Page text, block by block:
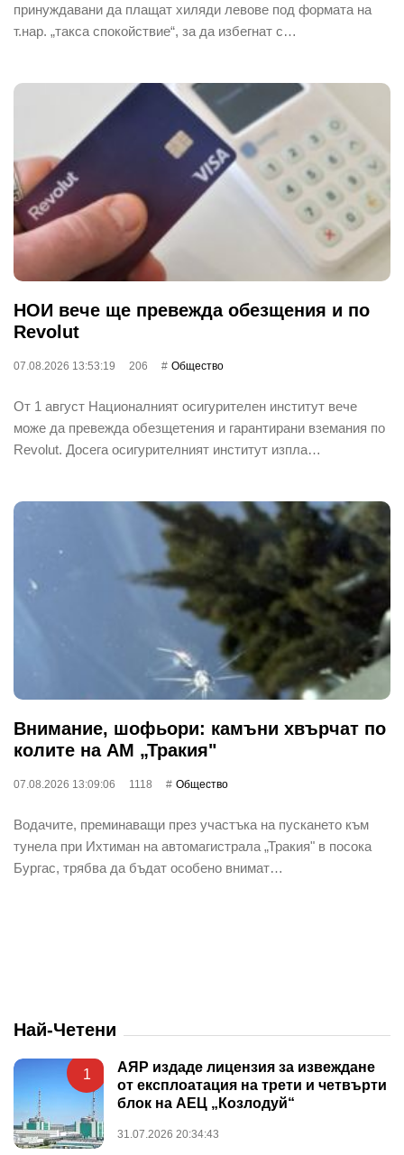
принуждавани да плащат хиляди левове под формата на
т.нар. „такса спокойствие“, за да избегнат с…
НОИ вече ще превежда обезщения и по
Revolut
07.08.2026 13:53:19 206 Общество
От 1 август Националният осигурителен институт вече
може да превежда обезщетения и гарантирани вземания по
Revolut. Досега осигурителният институт изпла…
Внимание, шофьори: камъни хвърчат по
колите на АМ „Тракия"
07.08.2026 13:09:06 1118 Общество
Водачите, преминаващи през участъка на пускането към
тунела при Ихтиман на автомагистрала „Тракия" в посока
Бургас, трябва да бъдат особено внимат…
Най-Четени
1
АЯР издаде лицензия за извеждане
от експлоатация на трети и четвърти
блок на АЕЦ „Козлодуй“
31.07.2026 20:34:43